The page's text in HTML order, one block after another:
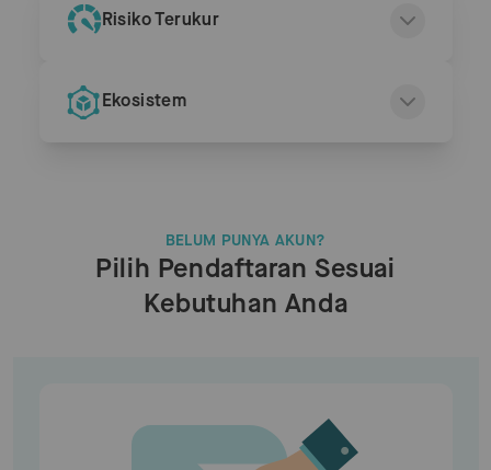
Risiko Terukur
Ekosistem
BELUM PUNYA AKUN?
Pilih Pendaftaran Sesuai
Kebutuhan Anda